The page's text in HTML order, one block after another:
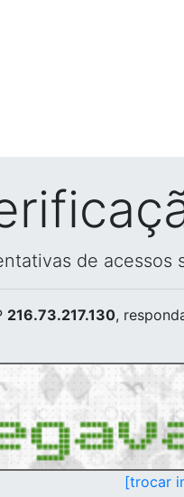
de
216.73.217.130,
[trocar